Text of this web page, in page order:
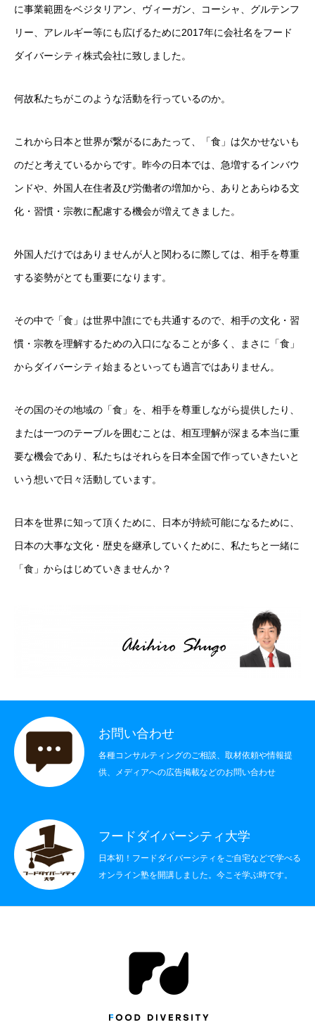
HappyCow
会社概要
活動履歴
学生インターンについて
ジャーナル
食品関連
飲食店
その他
お問い合わせ
に事業範囲をベジタリアン、ヴィーガン、コーシャ、グルテンフ
リー、アレルギー等にも広げるために2017年に会社名をフード
ダイバーシティ株式会社に致しました。
何故私たちがこのような活動を行っているのか。
これから日本と世界が繋がるにあたって、「食」は欠かせないも
のだと考えているからです。昨今の日本では、急増するインバウ
ンドや、外国人在住者及び労働者の増加から、ありとあらゆる文
化・習慣・宗教に配慮する機会が増えてきました。
外国人だけではありませんが人と関わるに際しては、相手を尊重
する姿勢がとても重要になります。
その中で「食」は世界中誰にでも共通するので、相手の文化・習
慣・宗教を理解するための入口になることが多く、まさに「食」
からダイバーシティ始まるといっても過言ではありません。
その国のその地域の「食」を、相手を尊重しながら提供したり、
または一つのテーブルを囲むことは、相互理解が深まる本当に重
要な機会であり、私たちはそれらを日本全国で作っていきたいと
いう想いで日々活動しています。
日本を世界に知って頂くために、日本が持続可能になるために、
日本の大事な文化・歴史を継承していくために、私たちと一緒に
「食」からはじめていきませんか？
お問い合わせ
各種コンサルティングのご相談、取材依頼や情報提
供、メディアへの広告掲載などのお問い合わせ
フードダイバーシティ大学
日本初！フードダイバーシティをご自宅などで学べる
オンライン塾を開講しました。今こそ学ぶ時です。